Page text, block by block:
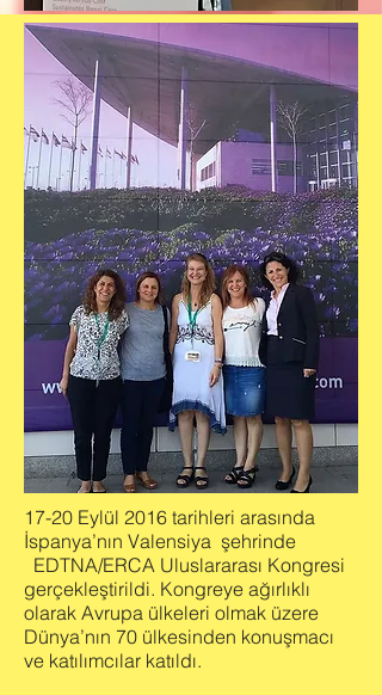
17-20 Eylül 2016 tarihleri arasında
İspanya’nın Valensiya şehrinde
EDTNA/ERCA Uluslararası Kongresi
gerçekleştirildi. Kongreye ağırlıklı
olarak Avrupa ülkeleri olmak üzere
Dünya’nın 70 ülkesinden konuşmacı
ve katılımcılar katıldı.